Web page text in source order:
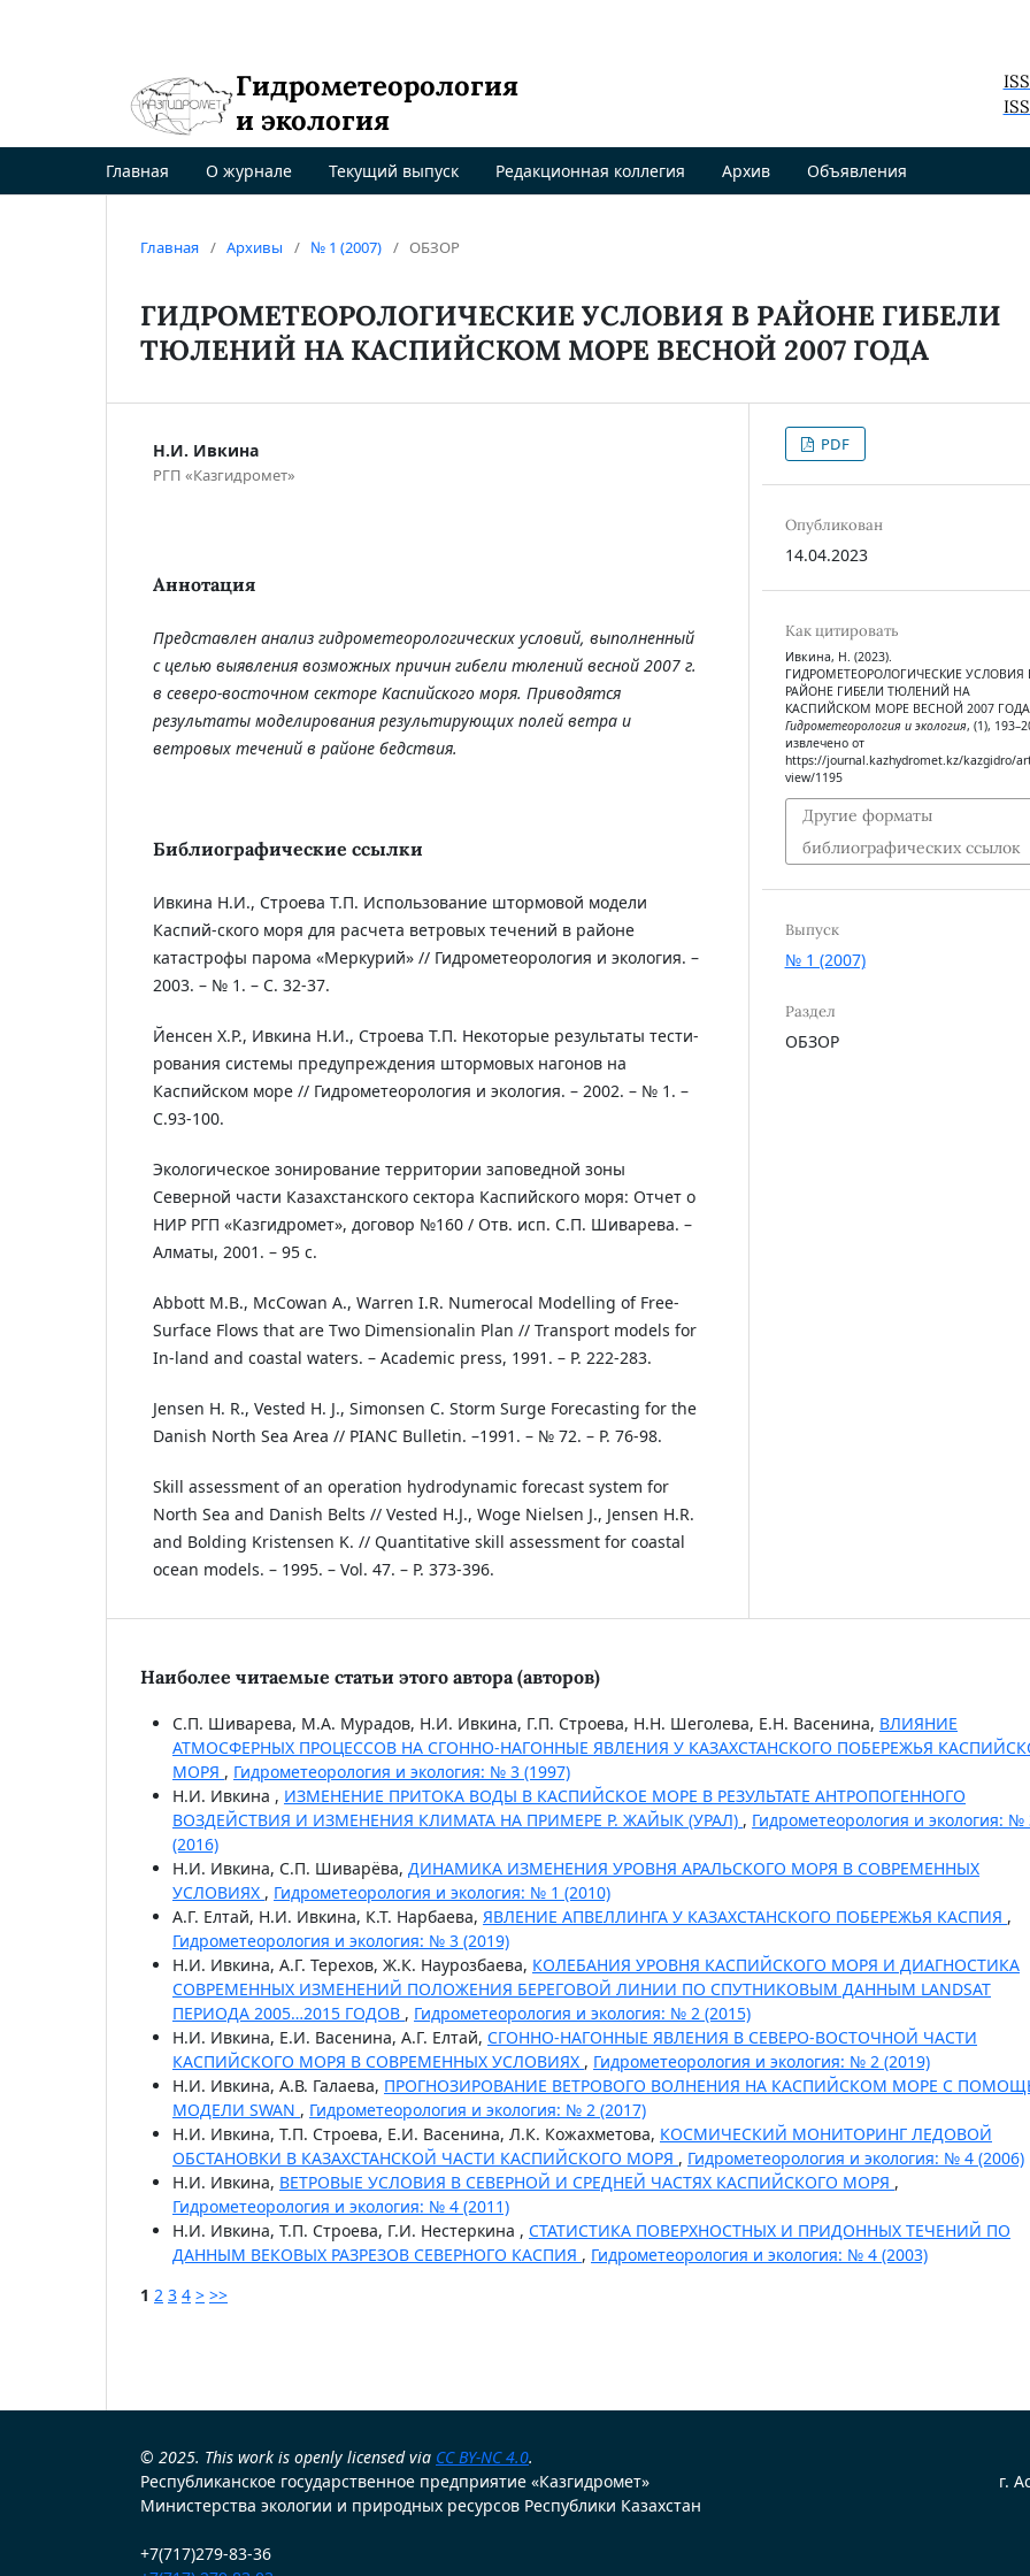
Гидрометеорология
и экология
Главная О журнале Текущий выпуск Редакционная коллегия Архив Объявления
Главная / Архивы / № 1 (2007) / ОБЗОР
ГИДРОМЕТЕОРОЛОГИЧЕСКИЕ УСЛОВИЯ В РАЙОНЕ ГИБЕЛИ
ТЮЛЕНИЙ НА КАСПИЙСКОМ МОРЕ ВЕСНОЙ 2007 ГОДА
Н.И. Ивкина
РГП «Казгидромет»
Аннотация
Представлен анализ гидрометеорологических условий, выполненный
с целью выявления возможных причин гибели тюлений весной 2007 г.
в северо-восточном секторе Каспийского моря. Приводятся
результаты моделирования результирующих полей ветра и
ветровых течений в районе бедствия.
Библиографические ссылки
Ивкина Н.И., Строева Т.П. Использование штормовой модели
Каспий-ского моря для расчета ветровых течений в районе
катастрофы парома «Меркурий» // Гидрометеорология и экология. –
2003. – № 1. – С. 32-37.
Йенсен Х.Р., Ивкина Н.И., Строева Т.П. Некоторые результаты тести-
рования системы предупреждения штормовых нагонов на
Каспийском море // Гидрометеорология и экология. – 2002. – № 1. –
С.93-100.
Экологическое зонирование территории заповедной зоны
Северной части Казахстанского сектора Каспийского моря: Отчет о
НИР РГП «Казгидромет», договор №160 / Отв. исп. С.П. Шиварева. –
Алматы, 2001. – 95 с.
Abbott M.B., McCowan A., Warren I.R. Numerocal Modelling of Free-
Surface Flows that are Two Dimensionalin Plan // Transport models for
In-land and coastal waters. – Academic press, 1991. – P. 222-283.
Jensen H. R., Vested H. J., Simonsen C. Storm Surge Forecasting for the
Danish North Sea Area // PIANC Bulletin. –1991. – № 72. – P. 76-98.
Skill assessment of an operation hydrodynamic forecast system for
North Sea and Danish Belts // Vested H.J., Woge Nielsen J., Jensen H.R.
and Bolding Kristensen K. // Quantitative skill assessment for coastal
ocean models. – 1995. – Vol. 47. – P. 373-396.
PDF
Опубликован
14.04.2023
Как цитировать
Ивкина, Н. (2023).
ГИДРОМЕТЕОРОЛОГИЧЕСКИЕ УСЛОВИЯ
РАЙОНЕ ГИБЕЛИ ТЮЛЕНИЙ НА
КАСПИЙСКОМ МОРЕ ВЕСНОЙ 2007
Гидрометеорология и экология, (1),
извлечено от
https://journal.kazhydromet.kz/kazgidro/
view/1195
Другие форматы
библиографических ссылок
Выпуск
№ 1 (2007)
Раздел
ОБЗОР
Наиболее читаемые статьи этого автора (авторов)
С.П. Шиварева, М.А. Мурадов, Н.И. Ивкина, Г.П. Строева, Н.Н. Шеголева, Е.Н. Васенина, ВЛИЯНИЕ
АТМОСФЕРНЫХ ПРОЦЕССОВ НА СГОННО-НАГОННЫЕ ЯВЛЕНИЯ У КАЗАХСТАНСКОГО ПОБЕРЕЖЬЯ
МОРЯ , Гидрометеорология и экология: № 3 (1997)
Н.И. Ивкина , ИЗМЕНЕНИЕ ПРИТОКА ВОДЫ В КАСПИЙСКОЕ МОРЕ В РЕЗУЛЬТАТЕ АНТРОПОГЕННОГО
ВОЗДЕЙСТВИЯ И ИЗМЕНЕНИЯ КЛИМАТА НА ПРИМЕРЕ Р. ЖАЙЫК (УРАЛ) , Гидрометеорология и экология: №
(2016)
Н.И. Ивкина, С.П. Шиварёва, ДИНАМИКА ИЗМЕНЕНИЯ УРОВНЯ АРАЛЬСКОГО МОРЯ В СОВРЕМЕННЫХ
УСЛОВИЯХ , Гидрометеорология и экология: № 1 (2010)
А.Г. Елтай, Н.И. Ивкина, К.Т. Нарбаева, ЯВЛЕНИЕ АПВЕЛЛИНГА У КАЗАХСТАНСКОГО ПОБЕРЕЖЬЯ КАСПИЯ ,
Гидрометеорология и экология: № 3 (2019)
Н.И. Ивкина, А.Г. Терехов, Ж.К. Наурозбаева, КОЛЕБАНИЯ УРОВНЯ КАСПИЙСКОГО МОРЯ И ДИАГНОСТИКА
СОВРЕМЕННЫХ ИЗМЕНЕНИЙ ПОЛОЖЕНИЯ БЕРЕГОВОЙ ЛИНИИ ПО СПУТНИКОВЫМ ДАННЫМ LANDSAT
ПЕРИОДА 2005…2015 ГОДОВ , Гидрометеорология и экология: № 2 (2015)
Н.И. Ивкина, Е.И. Васенина, А.Г. Елтай, СГОННО-НАГОННЫЕ ЯВЛЕНИЯ В СЕВЕРО-ВОСТОЧНОЙ ЧАСТИ
КАСПИЙСКОГО МОРЯ В СОВРЕМЕННЫХ УСЛОВИЯХ , Гидрометеорология и экология: № 2 (2019)
Н.И. Ивкина, А.В. Галаева, ПРОГНОЗИРОВАНИЕ ВЕТРОВОГО ВОЛНЕНИЯ НА КАСПИЙСКОМ МОРЕ С
МОДЕЛИ SWAN , Гидрометеорология и экология: № 2 (2017)
Н.И. Ивкина, Т.П. Строева, Е.И. Васенина, Л.К. Кожахметова, КОСМИЧЕСКИЙ МОНИТОРИНГ ЛЕДОВОЙ
ОБСТАНОВКИ В КАЗАХСТАНСКОЙ ЧАСТИ КАСПИЙСКОГО МОРЯ , Гидрометеорология и экология: № 4 (2006)
Н.И. Ивкина, ВЕТРОВЫЕ УСЛОВИЯ В СЕВЕРНОЙ И СРЕДНЕЙ ЧАСТЯХ КАСПИЙСКОГО МОРЯ ,
Гидрометеорология и экология: № 4 (2011)
Н.И. Ивкина, Т.П. Строева, Г.И. Нестеркина , СТАТИСТИКА ПОВЕРХНОСТНЫХ И ПРИДОННЫХ ТЕЧЕНИЙ ПО
ДАННЫМ ВЕКОВЫХ РАЗРЕЗОВ СЕВЕРНОГО КАСПИЯ , Гидрометеорология и экология: № 4 (2003)
1 2 3 4 > >>
© 2025. This work is openly licensed via CC BY-NC 4.0.
Республиканское государственное предприятие «Казгидромет»
Министерства экологии и природных ресурсов Республики Казахстан
г.
+7(717)279-83-36